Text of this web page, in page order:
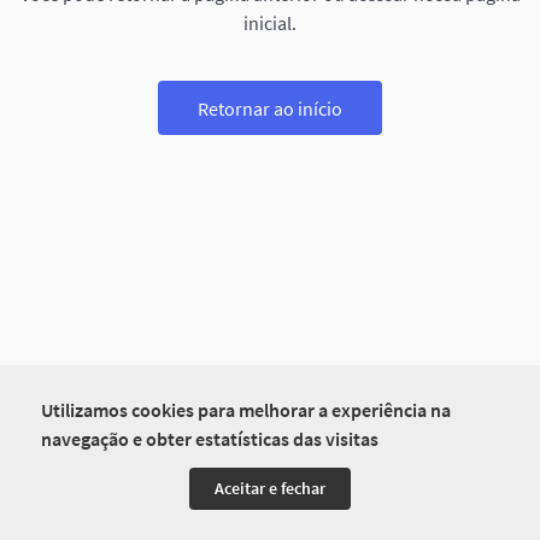
Utilizamos cookies para melhorar a experiência na
navegação e obter estatísticas das visitas
Aceitar e fechar
inicial.
Retornar ao início